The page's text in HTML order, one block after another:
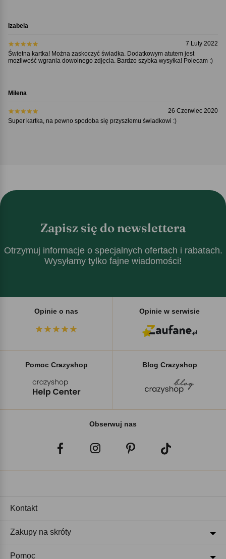
Izabela
7 Luty 2022
Świetna kartka! Można zaskoczyć świadka. Dodatkowym atutem jest
mozliwość wgrania dowolnego zdjęcia. Bardzo szybka wysyłka! Polecam :)
Milena
26 Czerwiec 2020
Super kartka, na pewno spodoba się przyszłemu świadkowi :)
Zapisz się do newslettera
Otrzymuj informacje o specjalnych ofertach i rabatach.
Wysyłamy tylko fajne wiadomości!
Opinie o nas Opinie w serwisie
Pomoc Crazyshop Blog Crazyshop
Obserwuj nas
Kontakt
Zakupy na skróty
Pomoc